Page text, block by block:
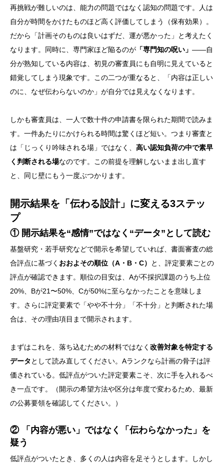
再挑戦が難しいのは、能力の問題ではなく認知の問題です。人は
自分が時間をかけたものほど高く評価してしまう（保有効果）。
だから「計画そのものは良いはずだ、運が悪かった」と考えたく
なります。同時に、専門家ほど陥るのが 「専門知の呪い」 ——自
分が熟知している内容は、初見の審査員にも自明に見えていると
錯覚してしまう現象です。この二つが重なると、「内容は正しい
のに、なぜ伝わらないのか」が自分では見えなくなります。
しかも審査員は、一人で数十件の申請書を限られた期間で読みま
す。一件あたりにかけられる時間は驚くほど短い。つまり審査と
は「じっくり吟味される場」ではなく、 高い認知負荷の中で素早
く判断される場なのです。この前提を理解しないまま出し直す
と、同じ壁にもう一度ぶつかります。
開示結果を「伝わる設計」に変える3ステッ
プ
① 開示結果を“感情”ではなく“データ”として読む
基盤研究・若手研究などで開示を希望していれば、書面審査の総
合評点に基づく おおよその順位（A・B・C）
と、評定要素ごとの
評点が確認できます。順位の目安は、Aが不採択課題のうち上位
20%、Bが21〜50%、Cが50%に至らなかったことを意味しま
す。さらに評定要素で「やや不十分」「不十分」と判断された場
合は、その理由項目まで開示されます。
まずはこれを、落ち込むための材料ではなく 改善対象を特定する
データ として読み直してください。Aランクなら計画の骨子は評
価されている。低評点がついた評定要素こそ、次に手を入れるべ
き一点です。（開示の希望方法や区分は年度で変わるため、最新
の公募要領を確認してください。）
② 「内容が悪い」ではなく「伝わらなかった」を
疑う
低評点がついたとき、多くの人は内容を足そうとします。しかし